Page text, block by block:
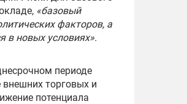
«базовый
факторов, а
в новых условиях».
периоде
торговых и
потенциала